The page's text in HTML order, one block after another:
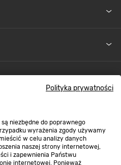
Polityka prywatności
niezbędne do poprawnego
wyrażenia zgody używamy
w celu analizy danych
naszej strony internetowej,
i zapewnienia Państwu
internetowej. Ponieważ